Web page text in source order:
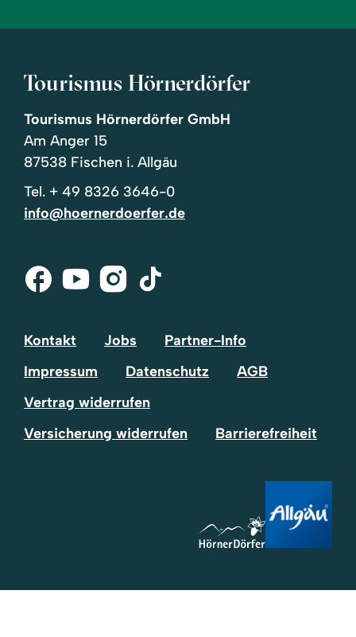
Tourismus Hörnerdörfer
Tourismus Hörnerdörfer GmbH
Am Anger 15
87538 Fischen i. Allgäu
Tel. + 49 8326 3646-0
info@hoernerdoerfer.de
Facebook
Youtube
Instagram
Tik-
Kontakt Jobs
Partner-Info
Impressum
Datenschutz
AGB
Vertrag widerrufen
Versicherung widerrufen
Barrierefreiheit